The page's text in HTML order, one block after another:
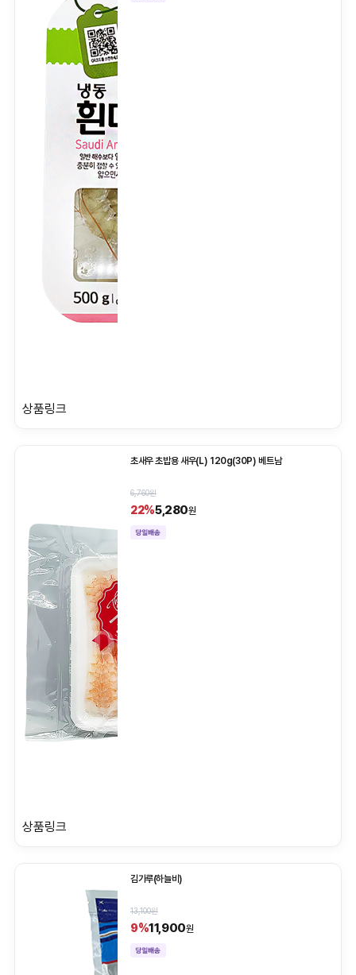
상품링크
초새우 초밥용 새우(L) 120g(30P) 베트남
6,760원
22%5,280원
상품링크
김가루(하늘비)
13,100원
9%11,900원